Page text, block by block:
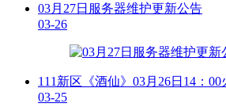
03月27日服务器维护更新公告
03-26
111新区《酒仙》03月26日14：00
03-25